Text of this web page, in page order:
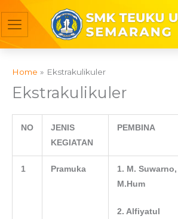
content
Home Ekstrakulikuler
Ekstrakulikuler
NO
JENIS
KEGIATAN
PEMBINA
1 Pramuka
1. M. Suwarno,
M.Hum
2. Alfiyatul